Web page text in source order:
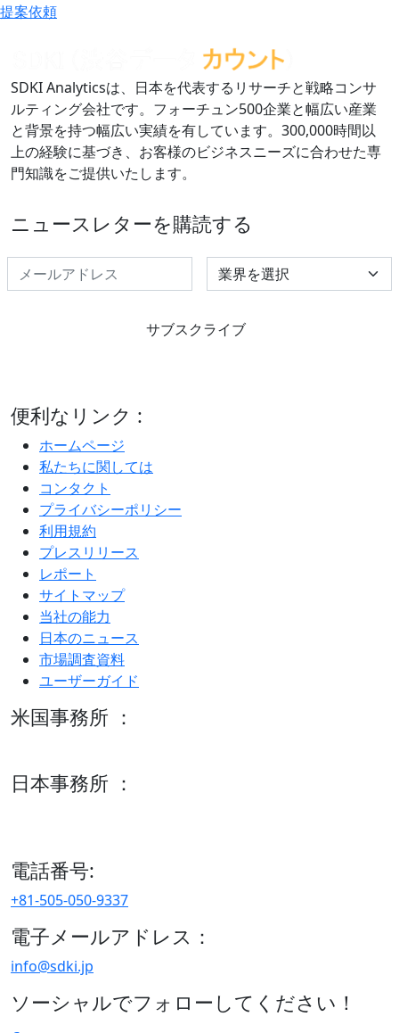
提案依頼
SDKI Analyticsは、日本を代表するリサーチと戦略コンサ
ルティング会社です。フォーチュン500企業と幅広い産業
と背景を持つ幅広い実績を有しています。300,000時間以
上の経験に基づき、お客様のビジネスニーズに合わせた専
門知識をご提供いたします。
ニュースレターを購読する
Select Industry
サブスクライブ
便利なリンク :
ホームページ
私たちに関しては
コンタクト
プライバシーポリシー
利用規約
プレスリリース
レポート
サイトマップ
当社の能力
日本のニュース
市場調査資料
ユーザーガイド
米国事務所 ：
日本事務所 ：
電話番号:
+81-505-050-9337
電子メールアドレス：
info@sdki.jp
ソーシャルでフォローしてください！